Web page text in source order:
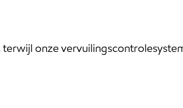
onze